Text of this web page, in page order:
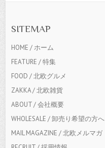
SITEMAP
HOME / ホーム
FEATURE / 特集
FOOD / 北欧グルメ
ZAKKA / 北欧雑貨
ABOUT / 会社概要
WHOLESALE / 卸売り希望の方へ
MAIL MAGAZINE / 北欧メルマガ